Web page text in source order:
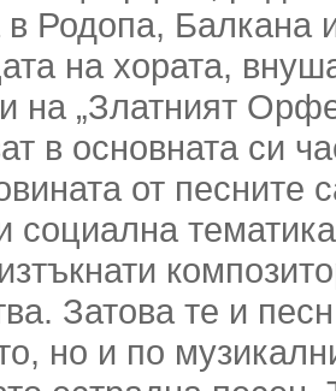
в Родопа,
на хората,
на „Златният
в основната си
от песните
социална
Затова те и
но и по